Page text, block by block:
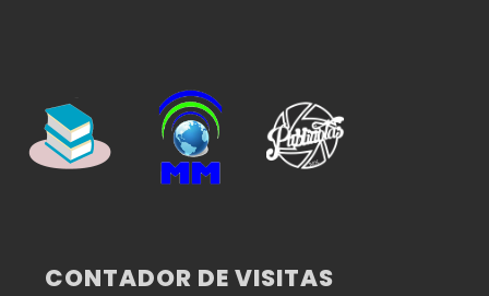
CONTADOR DE VISITAS